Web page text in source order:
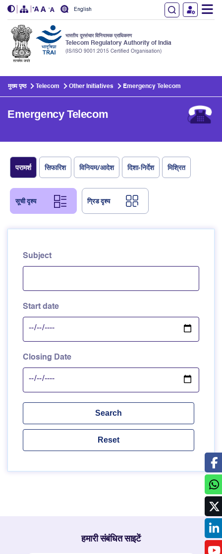
English
भारतीय दूरसंचार विनियामक प्राधिकरण
Telecom Regulatory Authority of India
(IS/ISO 9001:2015 Certified Organisation)
मुख्य पृष्ठ Telecom Other Initiatives Emergency Telecom
Emergency Telecom
परामर्श सिफारिश विनियम/आदेश दिशा-निर्देश मिश्रित
सूची दृश्य ग्रिड दृश्य
Subject
Start date
Closing Date
हमारी संबंधित साइटें